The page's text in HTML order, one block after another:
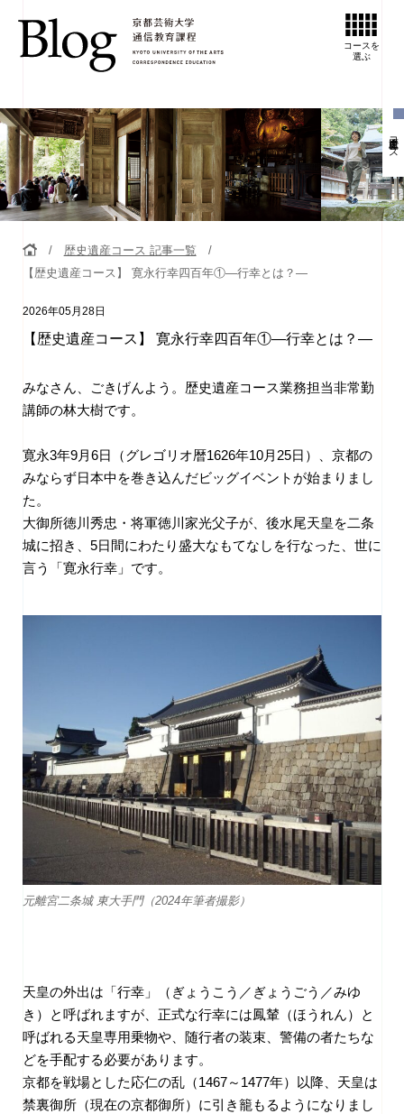
コースを
選ぶ
歴史遺産コース
歴史遺産コース 記事一覧
【歴史遺産コース】 寛永行幸四百年①―行幸とは？―
2026年05月28日
【歴史遺産コース】 寛永行幸四百年①―行幸とは？―
みなさん、ごきげんよう。歴史遺産コース業務担当非常勤
講師の林大樹です。
寛永3年9月6日（グレゴリオ暦1626年10月 25日）、京都の
みならず日本中を巻き込んだビッグイベントが始まりまし
た。
大御所徳川秀忠・将軍徳川家光父子が、後水尾天皇を二条
城に招き、 5日間にわたり盛大なもてなしを行なった、世に
言う「寛永行幸」です。
元離宮二条城 東大手門（2024年筆者撮影）
天皇の外出は「行幸」（ぎょうこう／ぎょうごう／みゆ
き）と呼ばれますが、正式な行幸には鳳輦（ほうれん）と
呼ばれる天皇専用乗物や、随行者の装束、警備の者たちな
どを手配する必要があります。
京都を戦場とした応仁の乱（1467～ 1477年）以降、天皇は
禁裏御所（現在の京都御所）に引き籠もるようになりまし